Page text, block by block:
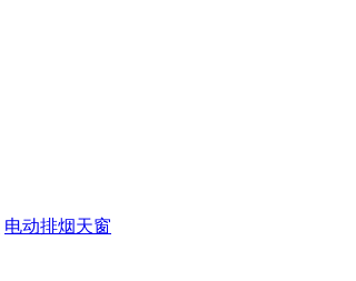
电动排烟天窗